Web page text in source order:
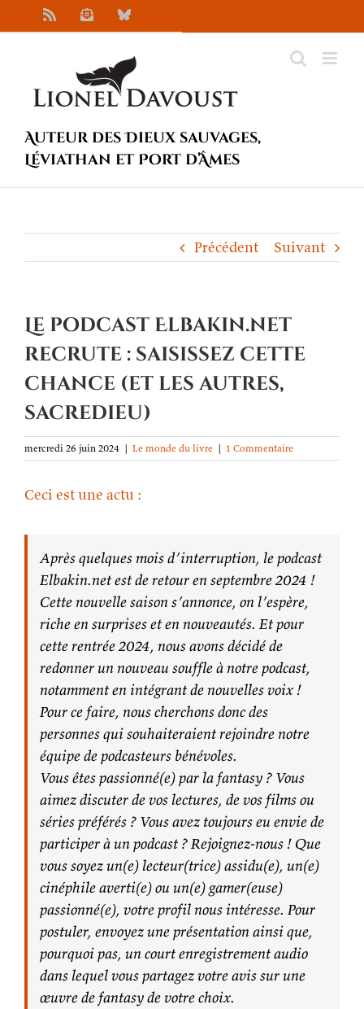
au
NewsletterBluesky
Auteur des Dieux sauvages,
Léviathan et Port d’Âmes
Précédent Suivant
Le podcast Elbakin.net
recrute : saisissez cette
chance (et les autres,
sacredieu)
mercredi 26 juin 2024 | Le monde du livre | 1 Commentaire
Ceci est une actu :
Après quelques mois d’interruption, le podcast
Elbakin.net est de retour en septembre 2024 !
Cette nouvelle saison s’annonce, on l’espère,
riche en surprises et en nouveautés. Et pour
cette rentrée 2024, nous avons décidé de
redonner un nouveau souffle à notre podcast,
notamment en intégrant de nouvelles voix !
Pour ce faire, nous cherchons donc des
personnes qui souhaiteraient rejoindre notre
équipe de podcasteurs bénévoles.
Vous êtes passionné(e) par la fantasy ? Vous
aimez discuter de vos lectures, de vos films ou
séries préférés ? Vous avez toujours eu envie de
participer à un podcast ? Rejoignez-nous ! Que
vous soyez un(e) lecteur(trice) assidu(e), un(e)
cinéphile averti(e) ou un(e) gamer(euse)
passionné(e), votre profil nous intéresse. Pour
postuler, envoyez une présentation ainsi que,
pourquoi pas, un court enregistrement audio
dans lequel vous partagez votre avis sur une
œuvre de fantasy de votre choix.